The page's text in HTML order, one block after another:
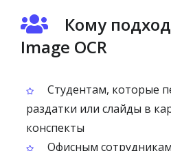
Кому
Image OCR
Студентам, которые
раздатки или слайды в
конспекты
Офисным